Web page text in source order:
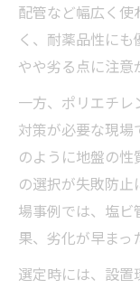
配管など幅広く使
く、耐薬品性に
やや劣る点に注意
一方、ポリエチ
対策が必要な現場
のように地盤の
の選択が失敗防
場事例では、塩
果、劣化が早まっ
選定時には、設